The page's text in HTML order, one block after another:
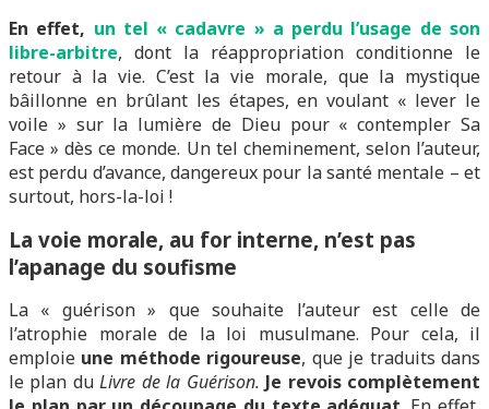
En effet, un tel « cadavre » a perdu l’usage de son
libre-arbitre, dont la réappropriation conditionne le
retour à la vie. C’est la vie morale, que la mystique
bâillonne en brûlant les étapes, en voulant « lever le
voile » sur la lumière de Dieu pour « contempler Sa
Face » dès ce monde. Un tel cheminement, selon l’auteur,
est perdu d’avance, dangereux pour la santé mentale – et
surtout, hors-la-loi !
La voie morale, au for interne, n’est pas
l’apanage du soufisme
La « guérison » que souhaite l’auteur est celle de
l’atrophie morale de la loi musulmane. Pour cela, il
emploie une méthode rigoureuse, que je traduits dans
le plan duLivre de la Guérison. Je revois complètement